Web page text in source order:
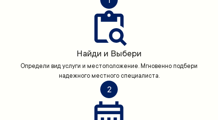
Найди и Выбери
Определи вид услуги и местоположение. Мгновенно подбери
надежного местного специалиста.
2